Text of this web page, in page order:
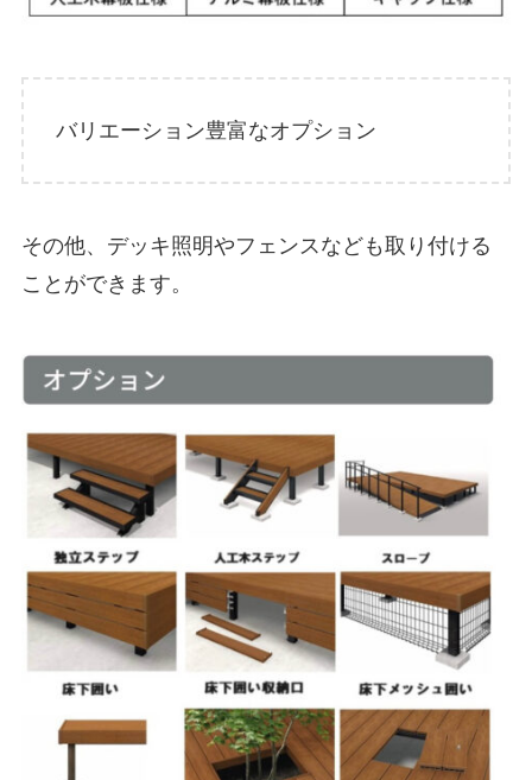
バリエーション豊富なオプション
その他、デッキ照明やフェンスなども取り付ける
ことができます。